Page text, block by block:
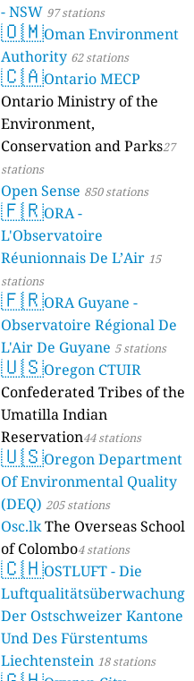
- NSW 97 stations
🇴🇲Oman Environment
Authority 62 stations
🇨🇦Ontario MECP
Ontario Ministry of the
Environment,
Conservation and Parks27
stations
Open Sense 850 stations
🇫🇷ORA -
L'Observatoire
Réunionnais De L’Air 15
stations
🇫🇷ORA Guyane -
Observatoire Régional De
L'Air De Guyane 5 stations
🇺🇸Oregon CTUIR
Confederated Tribes of the
Umatilla Indian
Reservation44 stations
🇺🇸Oregon Department
Of Environmental Quality
(DEQ) 205 stations
Osc.lkThe Overseas School
of Colombo4 stations
🇨🇭OSTLUFT - Die
Luftqualitätsüberwachung
Der Ostschweizer Kantone
Und Des Fürstentums
Liechtenstein 18 stations